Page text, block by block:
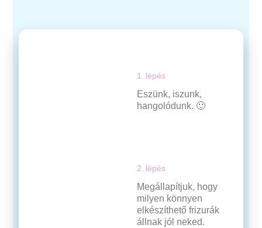
1. lépés
Eszünk, iszunk,
hangolódunk. 🙂
2. lépés
Megállapítjuk, hogy
milyen könnyen
elkészíthető frizurák
állnak jól neked.